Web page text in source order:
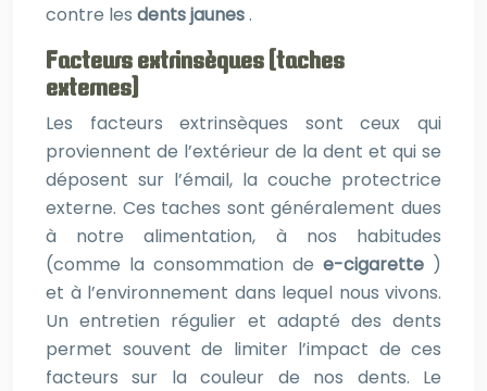
contre les dents jaunes.
Facteurs extrinsèques (taches
externes)
Les facteurs extrinsèques sont ceux qui
proviennent de l’extérieur de la dent et qui se
déposent sur l’émail, la couche protectrice
externe. Ces taches sont généralement dues
à notre alimentation, à nos habitudes
(comme la consommation de e-cigarette )
et à l’environnement dans lequel nous vivons.
Un entretien régulier et adapté des dents
permet souvent de limiter l’impact de ces
facteurs sur la couleur de nos dents. Le